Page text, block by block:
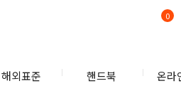
해외표준 핸드북 온라
0